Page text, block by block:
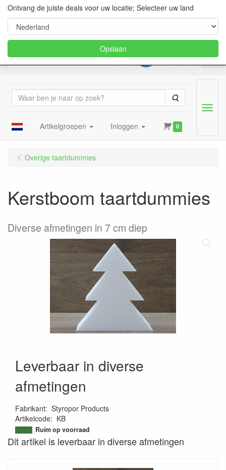
Zoeken
Artikelgroepen Inloggen 0
Menu
Overige taartdummies
Kerstboom taartdummies
Diverse afmetingen in 7 cm diep
Leverbaar in diverse
afmetingen
Fabrikant: Styropor Products
Artikelcode: KB
9501298634317
Ruim op voorraad
Dit artikel is leverbaar in diverse afmetingen
Ontvang de juiste deals voor uw locatie; Selecteer uw land
Opslaan